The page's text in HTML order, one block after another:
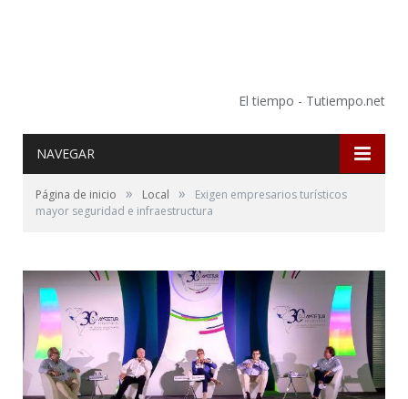
El tiempo - Tutiempo.net
NAVEGAR
Página de inicio » Local »
Exigen empresarios turísticos
mayor seguridad e infraestructura